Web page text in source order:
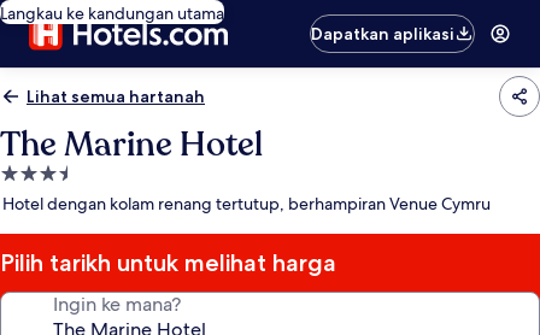
Langkau ke kandungan utama
Dapatkan aplikasi
Lihat semua hartanah
The Marine Hotel
Hartanah
3.5
Hotel dengan kolam renang tertutup, berhampiran Venue Cymru
Pilih tarikh untuk melihat harga
Ingin ke mana?